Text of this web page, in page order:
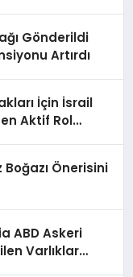
Gönderildi
Artırdı
İçin İsrail
Aktif Rol
Boğazı Önerisini
ABD Askeri
Varlıklar